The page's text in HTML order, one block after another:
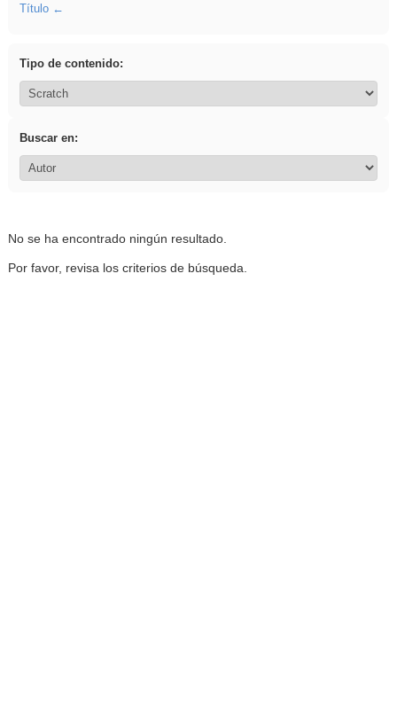
Título
Tipo de contenido:
Buscar en:
No se ha encontrado ningún resultado.
Por favor, revisa los criterios de búsqueda.